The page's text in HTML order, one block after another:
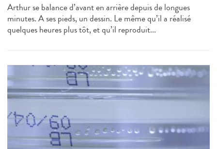
Arthur se balance d’avant en arrière depuis de longues
minutes. A ses pieds, un dessin. Le même qu’il a réalisé
quelques heures plus tôt, et qu’il reproduit...